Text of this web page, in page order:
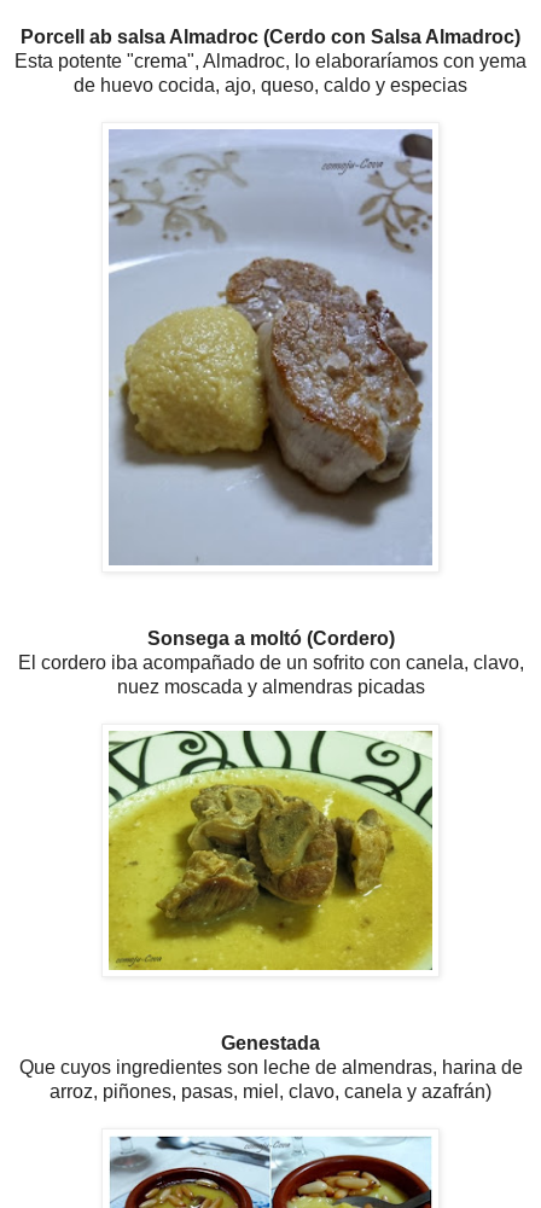
Porcell ab salsa Almadroc (Cerdo con Salsa Almadroc)
Esta potente "crema", Almadroc, lo elaboraríamos con yema
de huevo cocida, ajo, queso, caldo y especias
Sonsega a moltó (Cordero)
El cordero iba acompañado de un sofrito con canela, clavo,
nuez moscada y almendras picadas
Genestada
Que cuyos ingredientes son leche de almendras, harina de
arroz, piñones, pasas, miel, clavo, canela y azafrán)